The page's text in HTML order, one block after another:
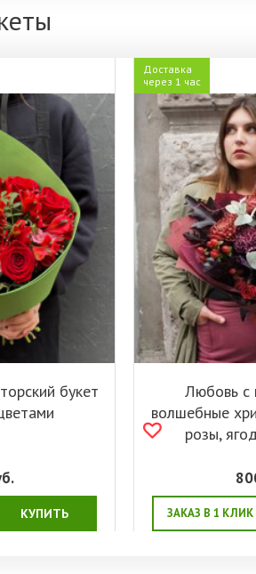
букет
КУПИТЬ
Доставка
через 1 час
Любовь с
волшебные
розы,
ЗАКАЗ В 1 КЛИК